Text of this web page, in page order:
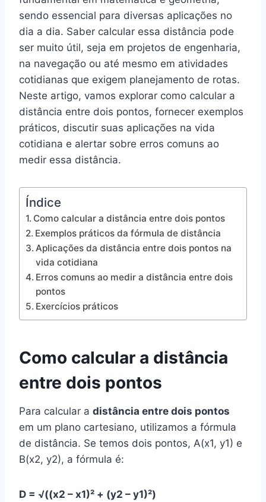
sendo essencial para diversas aplicações no
dia a dia. Saber calcular essa distância pode
ser muito útil, seja em projetos de engenharia,
na navegação ou até mesmo em atividades
cotidianas que exigem planejamento de rotas.
Neste artigo, vamos explorar como calcular a
distância entre dois pontos, fornecer exemplos
práticos, discutir suas aplicações na vida
cotidiana e alertar sobre erros comuns ao
medir essa distância.
Índice
Como calcular a distância entre dois pontos
Exemplos práticos da fórmula de distância
Aplicações da distância entre dois pontos na
vida cotidiana
Erros comuns ao medir a distância entre dois
pontos
Exercícios práticos
Como calcular a distância
entre dois pontos
Para calcular a distância entre dois pontos
em um plano cartesiano, utilizamos a fórmula
de distância. Se temos dois pontos, A(x1, y1) e
B(x2, y2), a fórmula é:
D = √((x2 – x1)² + (y2 – y1)²)